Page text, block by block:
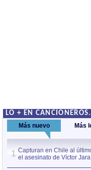
LO + EN
Más nuevo Más
1 Capturan en Chile al
el asesinato de Víctor Jara